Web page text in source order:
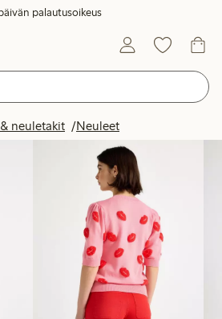
palautusoikeus
neuletakit Neuleet
Tuotteet kuvassa